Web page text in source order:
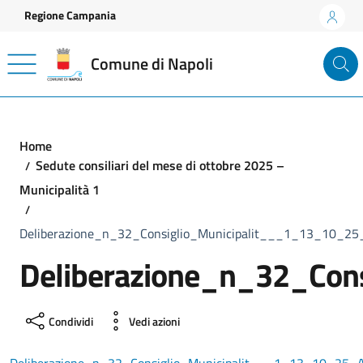
Vai ai contenuti
Vai al footer
Regione Campania
Comune di Napoli
Home
Sedute consiliari del mese di ottobre 2025 –
Municipalità 1
Condividi Vedi azioni